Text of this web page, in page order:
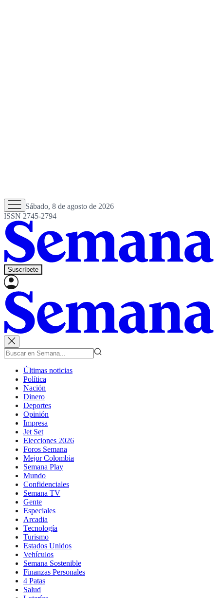
Sábado, 8 de agosto de 2026
ISSN 2745-2794
Suscríbete
Últimas noticias
Política
Nación
Dinero
Deportes
Opinión
Impresa
Jet Set
Elecciones 2026
Foros Semana
Mejor Colombia
Semana Play
Mundo
Confidenciales
Semana TV
Gente
Especiales
Arcadia
Tecnología
Turismo
Estados Unidos
Vehículos
Semana Sostenible
Finanzas Personales
4 Patas
Salud